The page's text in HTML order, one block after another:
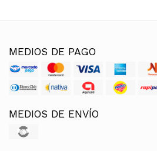
MEDIOS DE PAGO
MEDIOS DE ENVÍO